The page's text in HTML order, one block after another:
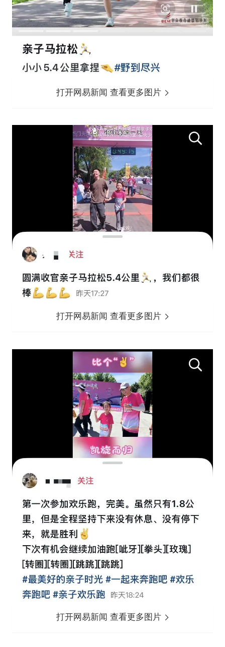
打开网易新闻 查看更多图片
打开网易新闻 查看更多图片
打开网易新闻 查看更多图片